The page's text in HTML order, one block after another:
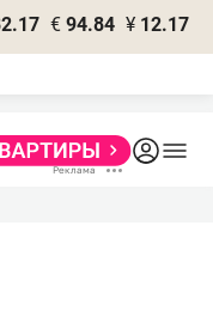
€ 94.84 ¥ 12.17